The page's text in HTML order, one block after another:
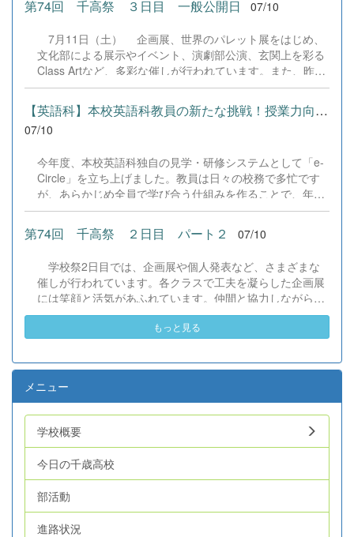
ただきました。 &nbsp; &nbsp; &nbsp;
第74回 千高祭 ３日目 一般公開日 07/10
7月11日（土） 企画展、世界のパレット展をはじめ、
文化部による展示やイベント、演劇部公演、玄関上を彩る
Class Artなど、多彩な催しが行われています。また、昨日
に引き続き、PTAの皆様のご協力による販売やキッチンカ
ーも出店し、会場は笑顔と活気にあふれています。この学
校祭が盛大に開催できているのは、生徒たちの主体的な活
動はもちろんのこと、PTAの皆様をはじめ、地域の皆様の
す。会場全体が大いに盛り上がり、多くの笑顔があふれ
る、思い出に残る一日となっています。 &nbsp; &nbsp;
&nbsp; &nbsp; &nbsp; &nbsp;&nbsp; &nbsp;
【英語科】本校英語科教員の新たな挑戦！授業力向上を目指す「e-C...
07/10
今年度、本校英語科独自の見学・研修システムとして「e-
Circle」を立ち上げました。教員は日々の校務で多忙です
が、あらかじめ全員で学び合う仕組みを作ることで、年4
回の公開授業と深いディスカッションを通じた指導技術の
向上を目指しています。 6月27日の第1回（大西教諭・1年
論理表現）では「4技能をバランスよく組み込む方法」を
「ウグイスAI」の効果的な活用法や文法指導のあり方につ
いて活発な意見が交わされ、教員間でも大きな学びとなり
ました。 目的は、何よりも、生徒の学力向上へ繋げるこ
と。そのために教員自身が指導力を磨く楽しさや働き甲斐
を感じられるようにすることです。先生たちも全力でがん
日々の勉学に一生懸命励み、世界へ羽ばたく力を身に付け
てください。次回は7月17日に開催予定です！
第74回 千高祭 ２日目 パート２ 07/10
学校祭2日目では、企画展や個人発表など、さまざまな
催しが行われています。各クラスで工夫を凝らした企画展
には笑顔と活気があふれています。仲間と協力しながら学
校祭を楽しむ姿があちこちで見られ、学校全体が温かく盛
り上がった雰囲気に包まれています。PTAの方々も参加・
を、みんなで楽しみましょう。明日は一般公開日です。多
ぜひ、本校生の活躍をご覧ください。 &nbsp; &nbsp;
もっと見る
メニュー
学校概要
今日の千歳高校
部活動
進路状況